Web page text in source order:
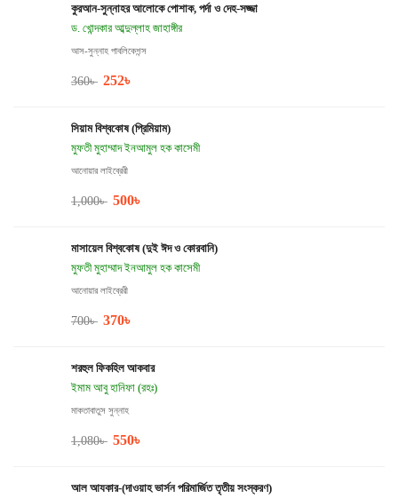
কুরআন-সুন্নাহর আলোকে পোশাক, পর্দা ও দেহ-সজ্জা
ড. খোন্দকার আব্দুল্লাহ জাহাঙ্গীর
আস-সুন্নাহ পাবলিকেশন্স
360৳ 252৳
সিয়াম বিশ্বকোষ (প্রিমিয়াম)
মুফতী মুহাম্মাদ ইনআমুল হক কাসেমী
আনোয়ার লাইব্রেরী
1,000৳ 500৳
মাসায়েল বিশ্বকোষ (দুই ঈদ ও কোরবানি)
মুফতী মুহাম্মাদ ইনআমুল হক কাসেমী
আনোয়ার লাইব্রেরী
700৳ 370৳
শরহুল ফিকহিল আকবার
ইমাম আবু হানিফা (রহঃ)
মাকতাবাতুস সুন্নাহ
1,080৳ 550৳
আল আযকার-(দাওয়াহ ভার্সন পরিমার্জিত তৃতীয় সংস্করণ)